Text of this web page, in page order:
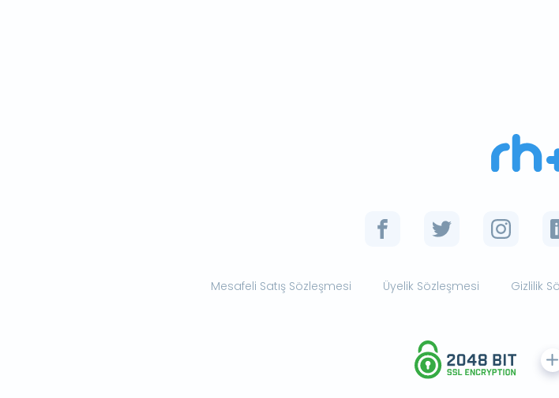
Mesafeli Satış Sözleşmesi Üyelik Sözleşmesi Gizlilik